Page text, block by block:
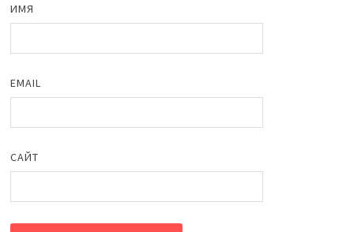
ИМЯ
EMAIL
САЙТ